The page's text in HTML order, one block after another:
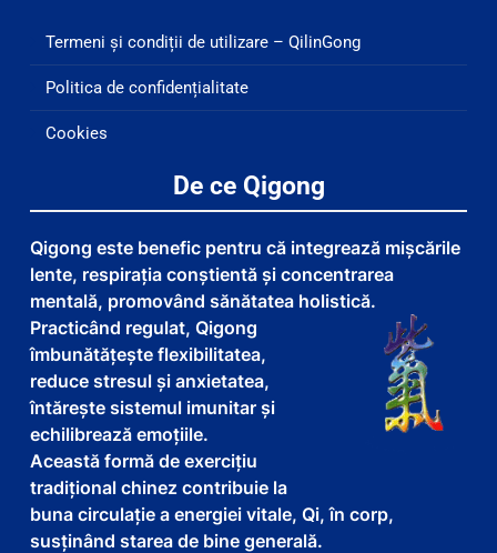
Termeni și condiții de utilizare – QilinGong
Politica de confidențialitate
Cookies
De ce Qigong
Qigong este benefic pentru că integrează mișcările
lente, respirația conștientă și concentrarea
mentală, promovând sănătatea holistică.
Practicând regulat, Qigong
îmbunătățește flexibilitatea,
reduce stresul și anxietatea,
întărește sistemul imunitar și
echilibrează emoțiile.
Această formă de exercițiu
tradițional chinez contribuie la
buna circulație a energiei vitale, Qi, în corp,
susținând starea de bine generală.